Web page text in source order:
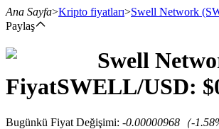
Ana Sayfa>Kripto fiyatları>Swell Network
Paylaş
Swell
FiyatSWELL/USD: $
Bugünkü Fiyat Değişimi: -0.00000968 （-1.58